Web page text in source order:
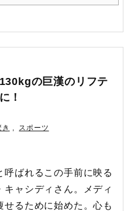
の巨漢のリフテ
！
き , スポーツ
呼ばれるこの手前に映る
ャシディさん。メディ
るために始めた。心も